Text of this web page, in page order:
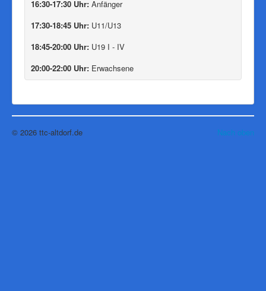
16:30-17:30 Uhr: Anfänger
17:30-18:45 Uhr: U11/U13
18:45-20:00 Uhr: U19 I - IV
20:00-22:00 Uhr: Erwachsene
Nach oben
© 2026 ttc-altdorf.de